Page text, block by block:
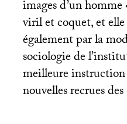
images d’un homme
viril et coquet, et
également par la
sociologie de
meilleure
nouvelles recrues